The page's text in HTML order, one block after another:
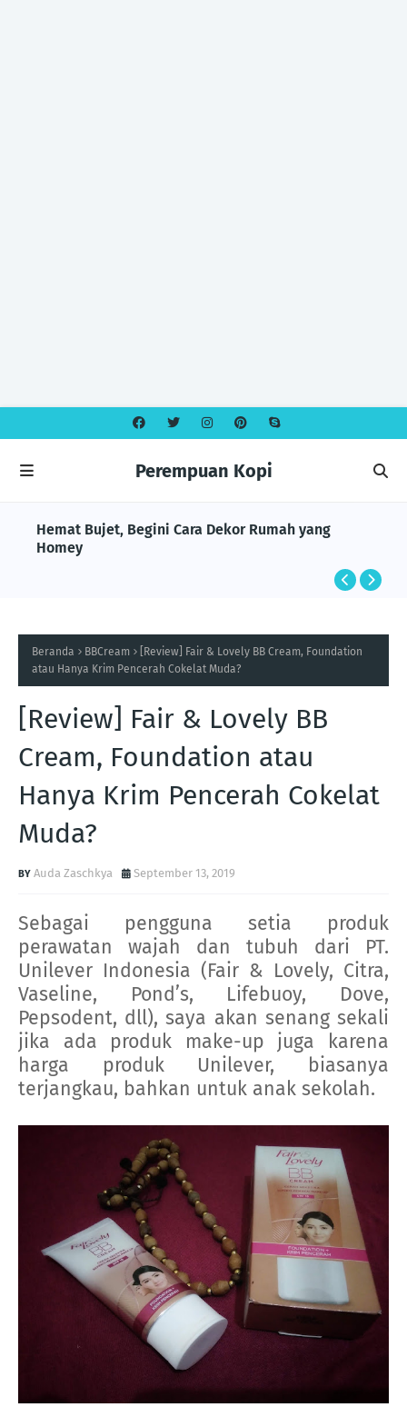
Perempuan Kopi
Hemat Bujet, Begini Cara Dekor Rumah yang
Homey
Beranda BBCream
[Review] Fair & Lovely BB Cream, Foundation
atau Hanya Krim Pencerah Cokelat Muda?
[Review] Fair & Lovely BB
Cream, Foundation atau
Hanya Krim Pencerah Cokelat
Muda?
Auda Zaschkya September 13, 2019
Sebagai pengguna setia produk
perawatan wajah dan tubuh dari PT.
Unilever Indonesia (Fair & Lovely, Citra,
Vaseline, Pond’s, Lifebuoy, Dove,
Pepsodent, dll), saya akan senang sekali
jika ada produk make-up juga karena
harga produk Unilever, biasanya
terjangkau, bahkan untuk anak sekolah.